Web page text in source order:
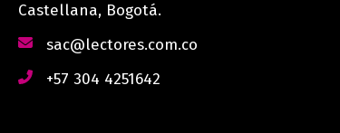
Castellana, Bogotá.
sac@lectores.com.co
+57 304 4251642